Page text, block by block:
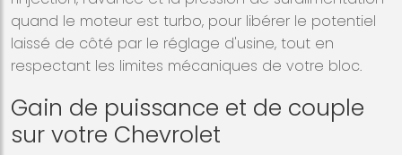
quand le moteur est turbo, pour libérer le potentiel
laissé de côté par le réglage d'usine, tout en
respectant les limites mécaniques de votre bloc.
Gain de puissance et de couple
sur votre Chevrolet